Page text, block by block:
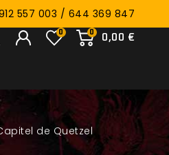
557 003 / 644 369 847
0
0,00 €
0
de Quetzel